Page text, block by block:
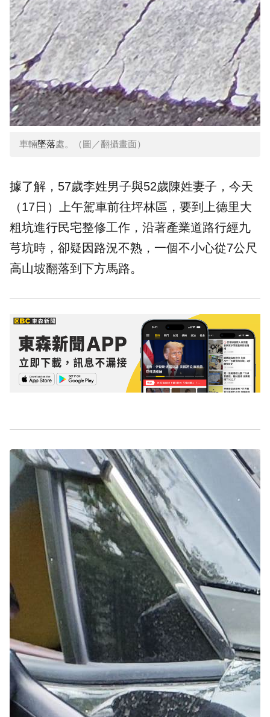
車輛墜落處。（圖／翻攝畫面）
據了解，57歲李姓男子與52歲陳姓妻子，今天
（17日）上午駕車前往坪林區，要到上德里大
粗坑進行民宅整修工作，沿著產業道路行經九
芎坑時，卻疑因路況不熟，一個不小心從7公尺
高山坡翻落到下方馬路。